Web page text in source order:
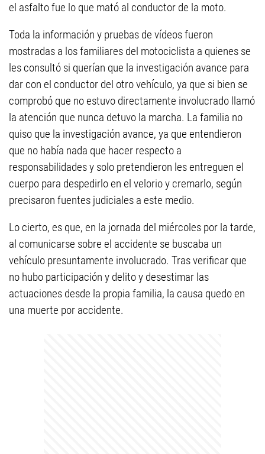
el asfalto fue lo que mató al conductor de la moto.
Toda la información y pruebas de vídeos fueron
mostradas a los familiares del motociclista a quienes se
les consultó si querían que la investigación avance para
dar con el conductor del otro vehículo, ya que si bien se
comprobó que no estuvo directamente involucrado llamó
la atención que nunca detuvo la marcha. La familia no
quiso que la investigación avance, ya que entendieron
que no había nada que hacer respecto a
responsabilidades y solo pretendieron les entreguen el
cuerpo para despedirlo en el velorio y cremarlo, según
precisaron fuentes judiciales a este medio.
Lo cierto, es que, en la jornada del miércoles por la tarde,
al comunicarse sobre el accidente se buscaba un
vehículo presuntamente involucrado. Tras verificar que
no hubo participación y delito y desestimar las
actuaciones desde la propia familia, la causa quedo en
una muerte por accidente.